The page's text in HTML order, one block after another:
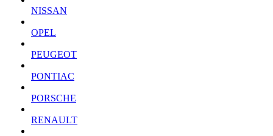
NISSAN
OPEL
PEUGEOT
PONTIAC
PORSCHE
RENAULT